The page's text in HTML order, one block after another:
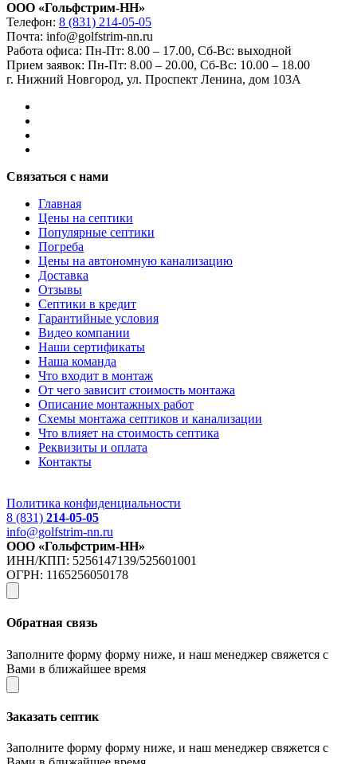
ООО «Гольфстрим-НН»
Телефон: 8 (831) 214-05-05
Почта: info@golfstrim-nn.ru
Работа офиса: Пн-Пт: 8.00 – 17.00, Сб-Вс: выходной
Прием заявок: Пн-Пт: 8.00 – 20.00, Сб-Вс: 10.00 – 18.00
г. Нижний Новгород, ул. Проспект Ленина, дом 103А
Связаться с нами
Главная
Цены на септики
Популярные септики
Погреба
Цены на автономную канализацию
Доставка
Отзывы
Септики в кредит
Гарантийные условия
Видео компании
Наши сертификаты
Наша команда
Что входит в монтаж
От чего зависит стоимость монтажа
Описание монтажных работ
Схемы монтажа септиков и канализации
Что влияет на стоимость септика
Реквизиты и оплата
Контакты
Политика конфиденциальности
8 (831) 214-05-05
info@golfstrim-nn.ru
ООО «Гольфстрим-НН»
ИНН/КПП: 5256147139/525601001
ОГРН: 1165256050178
Обратная связь
Заполните форму форму ниже, и наш менеджер свяжется с
Вами в ближайшее время
Заказать септик
Заполните форму форму ниже, и наш менеджер свяжется с